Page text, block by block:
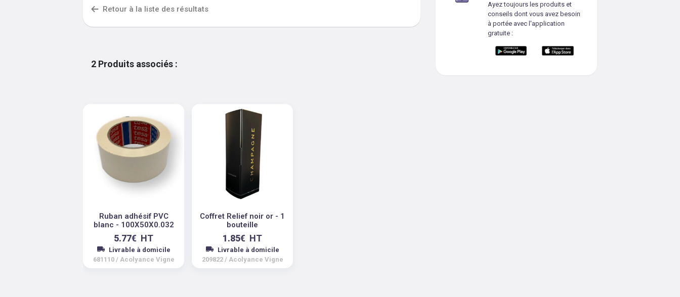
Retour à la liste des résultats
2 Produits associés :
Ruban adhésif PVC
blanc - 100X50X0.032
5.77€ HT
Livrable à domicile
681110 / Acolyance Vigne
Coffret Relief noir or - 1
bouteille
1.85€ HT
Livrable à domicile
209822 / Acolyance Vigne
Ayez toujours les produits et
conseils dont vous avez besoin
à portée avec l'application
gratuite :